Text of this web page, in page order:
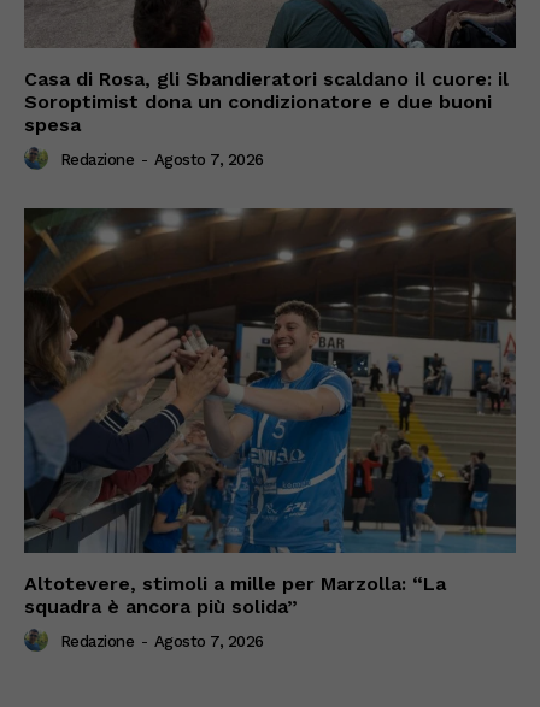
Casa di Rosa, gli Sbandieratori scaldano il cuore: il
Soroptimist dona un condizionatore e due buoni
spesa
Redazione - Agosto 7, 2026
Altotevere, stimoli a mille per Marzolla: “La
squadra è ancora più solida”
Redazione - Agosto 7, 2026